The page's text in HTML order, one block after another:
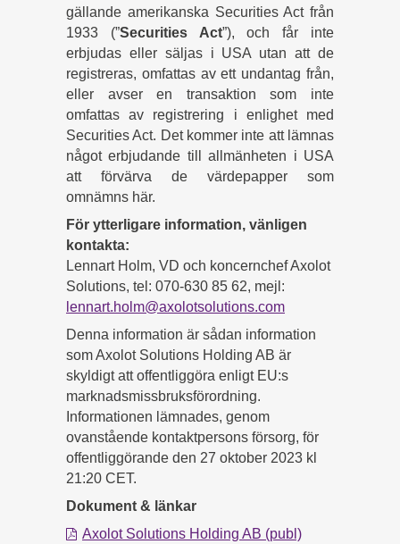
gällande amerikanska Securities Act från
1933 (”Securities Act”), och får inte
erbjudas eller säljas i USA utan att de
registreras, omfattas av ett undantag från,
eller avser en transaktion som inte
omfattas av registrering i enlighet med
Securities Act. Det kommer inte att lämnas
något erbjudande till allmänheten i USA
att förvärva de värdepapper som
omnämns här.
För ytterligare information, vänligen
kontakta:
Lennart Holm, VD och koncernchef Axolot
Solutions, tel: 070-630 85 62, mejl:
lennart.holm@axolotsolutions.com
Denna information är sådan information
som Axolot Solutions Holding AB är
skyldigt att offentliggöra enligt EU:s
marknadsmissbruksförordning.
Informationen lämnades, genom
ovanstående kontaktpersons försorg, för
offentliggörande den 27 oktober 2023 kl
21:20 CET.
Dokument & länkar
Axolot Solutions Holding AB (publ)